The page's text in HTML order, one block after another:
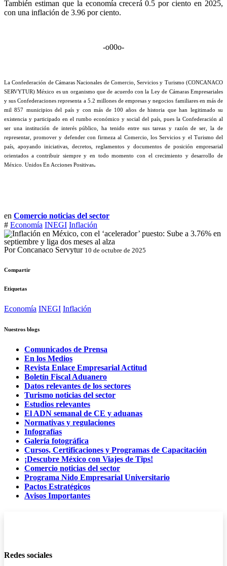
También estiman que la economía crecerá 0.5 por ciento en 2025,
con una inflación de 3.96 por ciento.
-o00o-
La Confederación de Cámaras Nacionales de Comercio, Servicios y Turismo (CONCANACO
SERVYTUR) México es un organismo que de acuerdo con la Ley de Cámaras Empresariales
y sus Confederaciones representa a 5.2 millones de empresas y negocios familiares en más de
mil 857 municipios del país y con más de 100 años de historia que han legitimado su
existencia y participado en el rumbo económico y social del país, pues la Confederación al
ser una institución de interés público, ha tenido entre sus tareas y razón de ser, la de
representar, promover y defender con firmeza al Comercio, los Servicios y el Turismo del
país, apoyando iniciativas, decretos, reglamentos y documentos de posición empresarial
orientados a contribuir siempre y en todo momento con el crecimiento y desarrollo de
México. Unidos En Acciones Positivas.
en Comercio noticias del sector
# Economía INEGI Inflación
Por Concanaco Servytur 10 de octubre de 2025
Compartir
Etiquetas
Economía INEGI Inflación
Nuestros blogs
Comunicados de Prensa
En los Medios
Revista Enlace Empresarial Actitud
Boletín Fiscal Aduanero
Datos relevantes de los sectores
Turismo noticias del sector
Estudios relevantes
El ADN semanal de CE y aduanas
Normativas y regulaciones
Infografías
Galería fotográfica
Cursos, Certificaciones y Programas de Capacitación
¡Descubre México con Viajes de Tips!
Comercio noticias del sector
Programa Nido Empresarial Universitario
Pactos Estratégicos
Avisos Importantes
Redes sociales